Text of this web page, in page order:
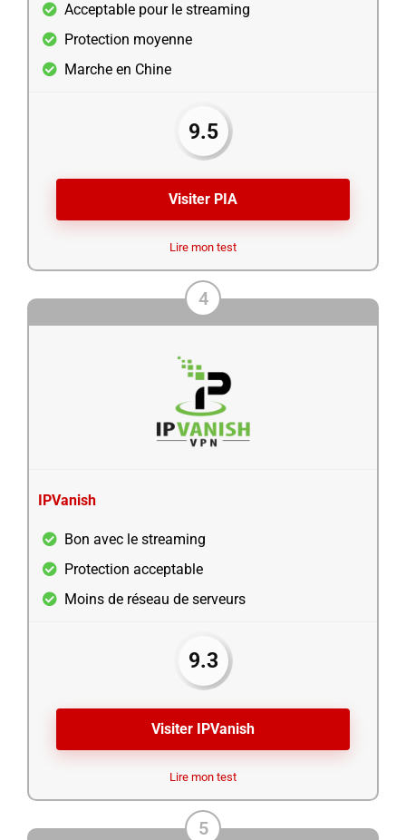
Acceptable pour le streaming
Protection moyenne
Marche en Chine
9.5
Visiter PIA
Lire mon test
4
IPVanish
Bon avec le streaming
Protection acceptable
Moins de réseau de serveurs
9.3
Visiter IPVanish
Lire mon test
5